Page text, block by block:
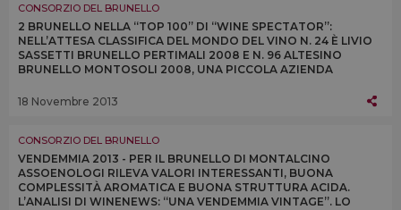
CONSORZIO DEL BRUNELLO
2 BRUNELLO NELLA “TOP 100” DI “WINE SPECTATOR”:
NELL’ATTESA CLASSIFICA DEL MONDO DEL VINO N. 24 È LIVIO
SASSETTI BRUNELLO PERTIMALI 2008 E N. 96 ALTESINO
BRUNELLO MONTOSOLI 2008, UNA PICCOLA AZIENDA
18 Novembre 2013
CONSORZIO DEL BRUNELLO
VENDEMMIA 2013 - PER IL BRUNELLO DI MONTALCINO
ASSOENOLOGI RILEVA VALORI INTERESSANTI, BUONA
COMPLESSITÀ AROMATICA E BUONA STRUTTURA ACIDA.
L’ANALISI DI WINENEWS: “UNA VENDEMMIA VINTAGE”. LO